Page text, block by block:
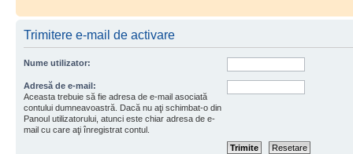
Trimitere e-mail de activare
Nume utilizator:
Adresă de e-mail:
Aceasta trebuie să fie adresa de e-mail asociată
contului dumneavoastră. Dacă nu aţi schimbat-o din
Panoul utilizatorului, atunci este chiar adresa de e-
mail cu care aţi înregistrat contul.